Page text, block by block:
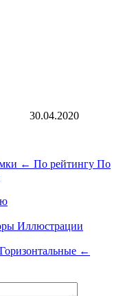
30.04.2020
← По рейтингу По
Иллюстрации
Горизонтальные ←